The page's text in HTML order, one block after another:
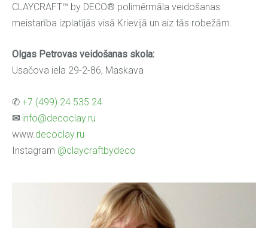
CLAYCRAFT™ by DECO® polimērmāla veidošanas
meistarība izplatījās visā Krievijā un aiz tās robežām.
Olgas Petrovas veidošanas skola:
Usačova iela 29-2-86, Maskava
✆ +7 (499) 24 535 24
✉ info@decoclay.ru
www. decoclay.ru
Instagram @claycraftbydeco